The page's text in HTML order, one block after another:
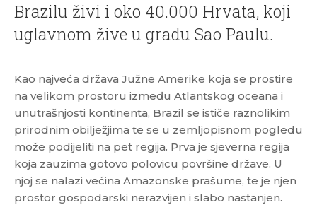
Brazilu živi i oko 40.000 Hrvata, koji
uglavnom žive u gradu Sao Paulu.
Kao najveća država Južne Amerike koja se prostire
na velikom prostoru između Atlantskog oceana i
unutrašnjosti kontinenta, Brazil se ističe raznolikim
prirodnim obilježjima te se u zemljopisnom pogledu
može podijeliti na pet regija. Prva je sjeverna regija
koja zauzima gotovo polovicu površine države. U
njoj se nalazi većina Amazonske prašume, te je njen
prostor gospodarski nerazvijen i slabo nastanjen.